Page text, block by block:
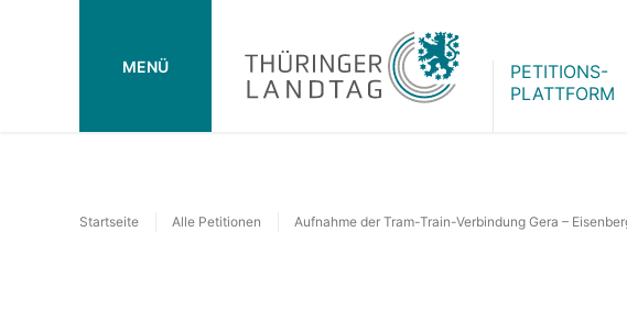
MENÜ
PETITIONS-
PLATTFORM
Startseite Alle Petitionen